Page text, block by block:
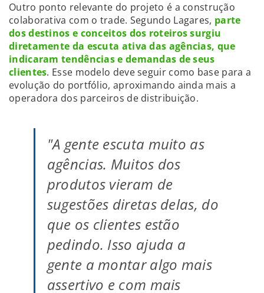
Outro ponto relevante do projeto é a construção
colaborativa com o trade. Segundo Lagares, parte
dos destinos e conceitos dos roteiros surgiu
diretamente da escuta ativa das agências, que
indicaram tendências e demandas de seus
clientes. Esse modelo deve seguir como base para a
evolução do portfólio, aproximando ainda mais a
operadora dos parceiros de distribuição.
"A gente escuta muito as
agências. Muitos dos
produtos vieram de
sugestões diretas delas, do
que os clientes estão
pedindo. Isso ajuda a
gente a montar algo mais
assertivo e com mais